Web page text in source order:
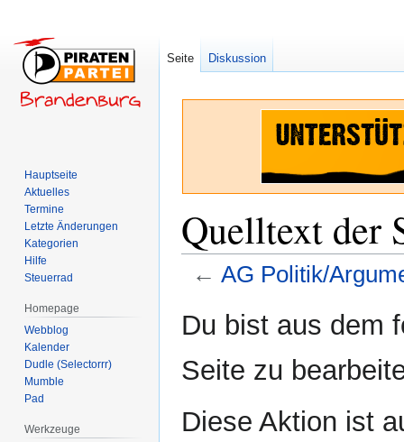
Quelltext der
← AG Politik/
Navigation
Suche
Du bist aus dem
Seite zu
Diese Aktion ist
Seite Diskussion
Hauptseite
Aktuelles
Termine
Letzte Änderungen
Kategorien
Hilfe
Steuerrad
Homepage
Webblog
Kalender
Dudle (Selectorrr)
Mumble
Pad
Werkzeuge